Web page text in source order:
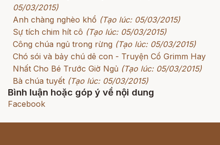
05/03/2015)
Anh chàng nghèo khổ (Tạo lúc: 05/03/2015)
Sự tích chim hít cô (Tạo lúc: 05/03/2015)
Công chúa ngủ trong rừng (Tạo lúc: 05/03/2015)
Chó sói và bảy chú dê con - Truyện Cổ Grimm Hay
Nhất Cho Bé Trước Giờ Ngủ (Tạo lúc: 05/03/2015)
Bà chúa tuyết (Tạo lúc: 05/03/2015)
Bình luận hoặc góp ý về nội dung
Facebook